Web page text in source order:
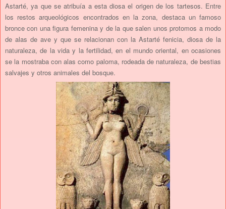
Astarté, ya que se atribuía a esta diosa el origen de los tartesos. Entre
los restos arqueológicos encontrados en la zona, destaca un famoso
bronce con una figura femenina y de la que salen unos protomos a modo
de alas de ave y que se relacionan con la Astarté fenicia, diosa de la
naturaleza, de la vida y la fertilidad, en el mundo oriental, en ocasiones
se la mostraba con alas como paloma, rodeada de naturaleza, de bestias
salvajes y otros animales del bosque.